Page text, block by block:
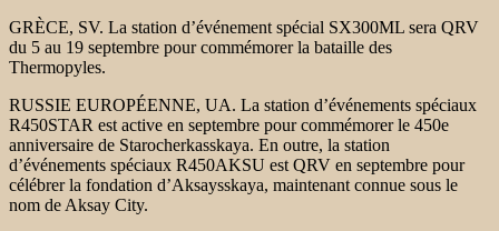
GRÈCE, SV. La station d’événement spécial SX300ML sera QRV
du 5 au 19 septembre pour commémorer la bataille des
Thermopyles.
RUSSIE EUROPÉENNE, UA. La station d’événements spéciaux
R450STAR est active en septembre pour commémorer le 450e
anniversaire de Starocherkasskaya. En outre, la station
d’événements spéciaux R450AKSU est QRV en septembre pour
célébrer la fondation d’Aksaysskaya, maintenant connue sous le
nom de Aksay City.